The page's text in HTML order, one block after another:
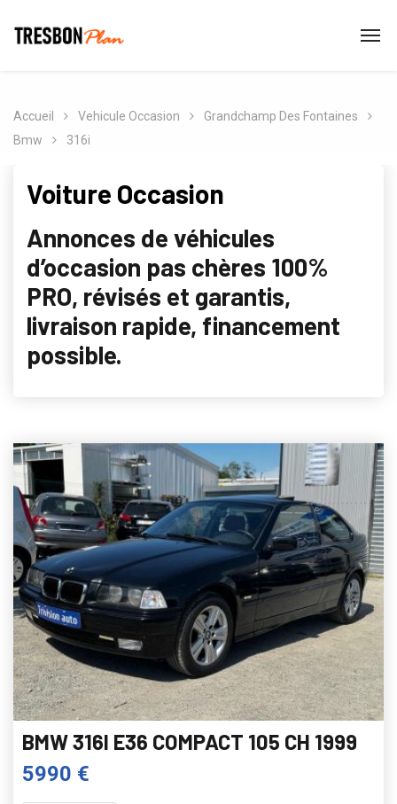
Accueil Vehicule Occasion
Grandchamp Des Fontaines
Bmw
316i
Voiture Occasion
Annonces de véhicules
d’occasion pas chères 100%
PRO, révisés et garantis,
livraison rapide, financement
possible.
BMW 316I E36 COMPACT 105 CH 1999
5990 €